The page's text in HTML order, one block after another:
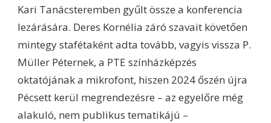
Kari Tanácsteremben gyűlt össze a konferencia
lezárására. Deres Kornélia záró szavait követően
mintegy stafétaként adta tovább, vagyis vissza P.
Müller Péternek, a PTE színházképzés
oktatójának a mikrofont, hiszen 2024 őszén újra
Pécsett kerül megrendezésre – az egyelőre még
alakuló, nem publikus tematikájú –